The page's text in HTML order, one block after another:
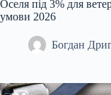
Оселя під 3% для
умови 2026
Богдан